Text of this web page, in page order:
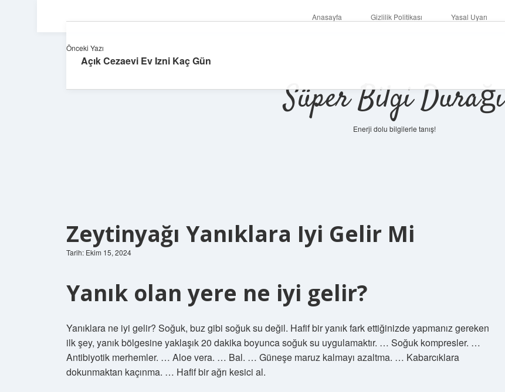
Anasayfa Gizlilik Politikası Yasal Uyarı
Süper Bilgi Durağı
Enerji dolu bilgilerle tanış!
Zeytinyağı Yanıklara Iyi Gelir Mi
Tarih: Ekim 15, 2024
Yanık olan yere ne iyi gelir?
Yanıklara ne iyi gelir? Soğuk, buz gibi soğuk su değil. Hafif bir yanık fark ettiğinizde yapmanız gereken
ilk şey, yanık bölgesine yaklaşık 20 dakika boyunca soğuk su uygulamaktır. … Soğuk kompresler. …
Antibiyotik merhemler. … Aloe vera. … Bal. … Güneşe maruz kalmayı azaltma. … Kabarcıklara
dokunmaktan kaçınma. … Hafif bir ağrı kesici al.
Önceki Yazı
Açık Cezaevi Ev Izni Kaç Gün